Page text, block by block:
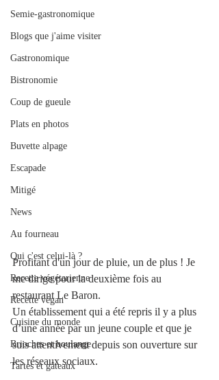
Semie-gastronomique
Blogs que j'aime visiter
Gastronomique
Bistronomie
Coup de gueule
Plats en photos
Buvette alpage
Escapade
Mitigé
News
Au fourneau
Qui c'est celui-là ?
Recette végétarienne
Recette végan
Cuisine du monde
Brioches et boulange
Tartes et gâteaux
Profitant d'un jour de pluie, un de plus ! Je
me dirige pour la deuxième fois au
restaurant Le Baron.
Un établissement qui a été repris il y a plus
d’une année par un jeune couple et que je
suis attentivement depuis son ouverture sur
les réseaux sociaux.